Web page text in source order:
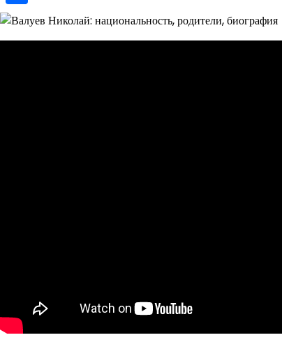
Отправить